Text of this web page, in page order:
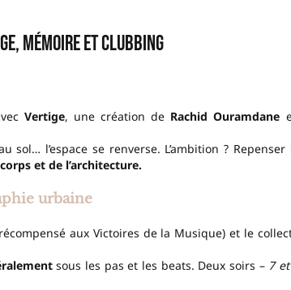
mémoire et clubbing
Vertige, une création de Rachid Ouramdane
l’espace se renverse. L’ambition ? Repenser
et de l’architecture.
urbaine
aux Victoires de la Musique) et le
sous les pas et les beats. Deux soirs – 7